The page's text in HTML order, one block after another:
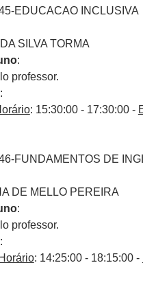
EDUCACAO INCLUSIVA
SILVA TORMA
:
professor.
:
: 15:30:00 - 17:30:00 -
FUNDAMENTOS DE
DE MELLO PEREIRA
:
professor.
:
Horário: 14:25:00 - 18:15:00 -